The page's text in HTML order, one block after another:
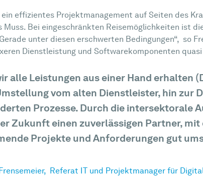
effizientes Projektmanagement auf Seiten des
Bei eingeschränkten Reisemöglichkeiten ist
unter diesen erschwerten Bedingungen“, so
Dienstleistung und Softwarekomponenten
alle Leistungen aus einer Hand erhalten
vom alten Dienstleister, hin zur
Prozesse. Durch die intersektorale
Zukunft einen zuverlässigen Partner, mit
Projekte und Anforderungen gut
Referat IT und Projektmanager für